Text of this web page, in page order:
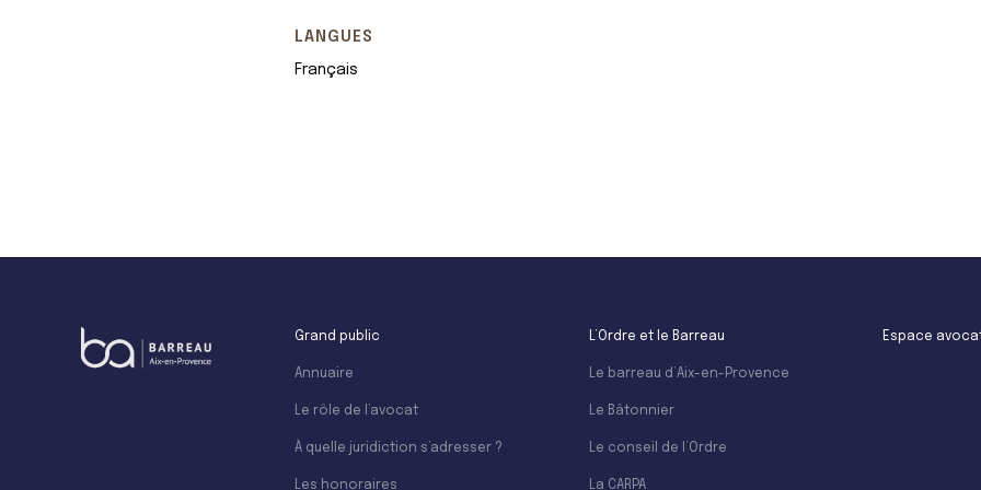
LANGUES
Français
Grand public
Annuaire
Le rôle de l’avocat
À quelle juridiction s’adresser ?
Les honoraires
L’Ordre et le Barreau
Le barreau d’Aix-en-Provence
Le Bâtonnier
Le conseil de l’Ordre
La CARPA
Espace